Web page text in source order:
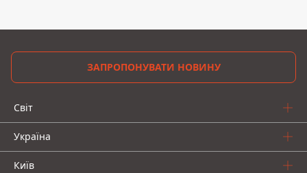
ЗАПРОПОНУВАТИ НОВИНУ
Світ
Україна
Київ